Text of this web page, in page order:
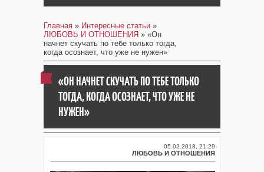
Главная » Интересные статьи »
ЛЮБОВЬ И ОТНОШЕНИЯ » «Он
начнет скучать по тебе только тогда,
когда осознает, что уже не нужен»
«ОН НАЧНЕТ СКУЧАТЬ ПО ТЕБЕ ТОЛЬКО
ТОГДА, КОГДА ОСОЗНАЕТ, ЧТО УЖЕ НЕ
НУЖЕН»
05.02.2018, 21:29
ЛЮБОВЬ И ОТНОШЕНИЯ